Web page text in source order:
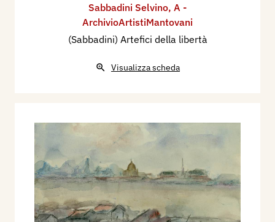
Sabbadini Selvino, A -
ArchivioArtistiMantovani
(Sabbadini) Artefici della libertà
Visualizza scheda